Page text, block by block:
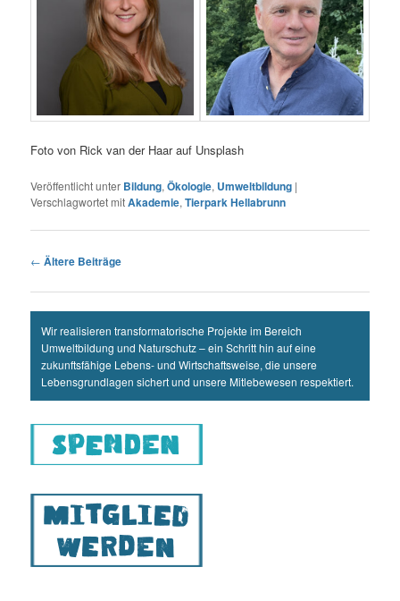
Foto von Rick van der Haar auf Unsplash
Veröffentlicht unter Bildung,Ökologie, Umweltbildung |
Verschlagwortet mitAkademie,Tierpark Hellabrunn
Beitragsnavigation
← Ältere Beiträge
Wir realisieren transformatorische Projekte im Bereich
Umweltbildung und Naturschutz – ein Schritt hin auf eine
zukunftsfähige Lebens- und Wirtschaftsweise, die unsere
Lebensgrundlagen sichert und unsere Mitlebewesen respektiert.